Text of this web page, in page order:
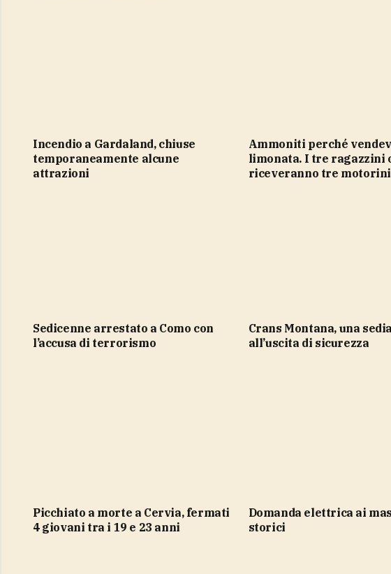
Incendio a Gardaland, chiuse
temporaneamente alcune
attrazioni
Ammoniti perché vendevano
limonata. I tre ragazzini
riceveranno tre
Sedicenne arrestato a Como con
l’accusa di terrorismo
Crans Montana, una sedia davanti
all’uscita di sicurezza
Picchiato a morte a Cervia, fermati
4 giovani tra i 19 e 23 anni
domanda elettrica ai massimi
storici